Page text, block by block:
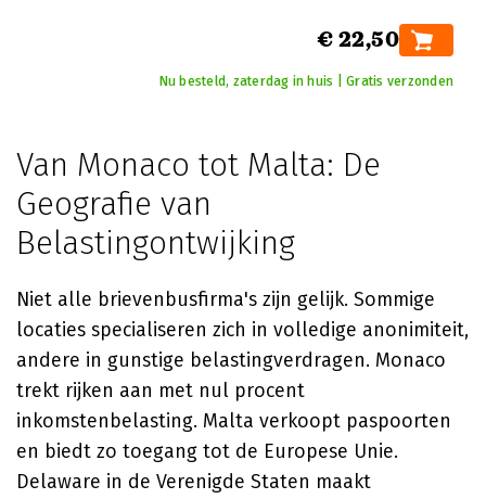
€ 22,50
Nu besteld, zaterdag in huis | Gratis verzonden
Van Monaco tot Malta: De
Geografie van
Belastingontwijking
Niet alle brievenbusfirma's zijn gelijk. Sommige
locaties specialiseren zich in volledige anonimiteit,
andere in gunstige belastingverdragen. Monaco
trekt rijken aan met nul procent
inkomstenbelasting. Malta verkoopt paspoorten
en biedt zo toegang tot de Europese Unie.
Delaware in de Verenigde Staten maakt